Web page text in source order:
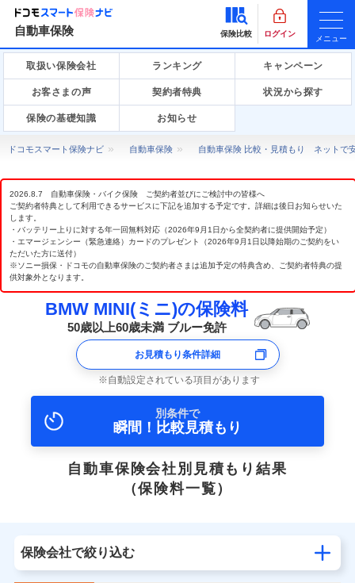
自動車保険 保険比較 ログイン
メニュー
取扱い保険会社 ランキング キャンペーン
お客さまの声 契約者特典 状況から探す
保険の基礎知識 お知らせ
ドコモスマート保険ナビ 自動車保険 自動車保険 比較・見積もり ネットで
2026.8.7 自動車保険・バイク保険 ご契約者並びにご検討中の皆様へ
ご契約者特典として利用できるサービスに下記を追加する予定です。詳細は後日お知らせいた
します。
・バッテリー上りに対する年一回無料対応（2026年9月1日から全契約者に提供開始予定）
・エマージェンシー（緊急連絡）カードのプレゼント（2026年9月1日以降始期のご契約をい
ただいた方に送付）
※ソニー損保・ドコモの自動車保険のご契約者さまは追加予定の特典含め、ご契約者特典の提
供対象外となります。
BMW MINI(ミニ)の保険料
50歳以上60歳未満 ブルー免許
お見積もり条件詳細
自動設定されている項目があります
別条件で
瞬間！比較見積もり
自動車保険会社別見積もり結果
（保険料一覧）
保険会社で絞り込む